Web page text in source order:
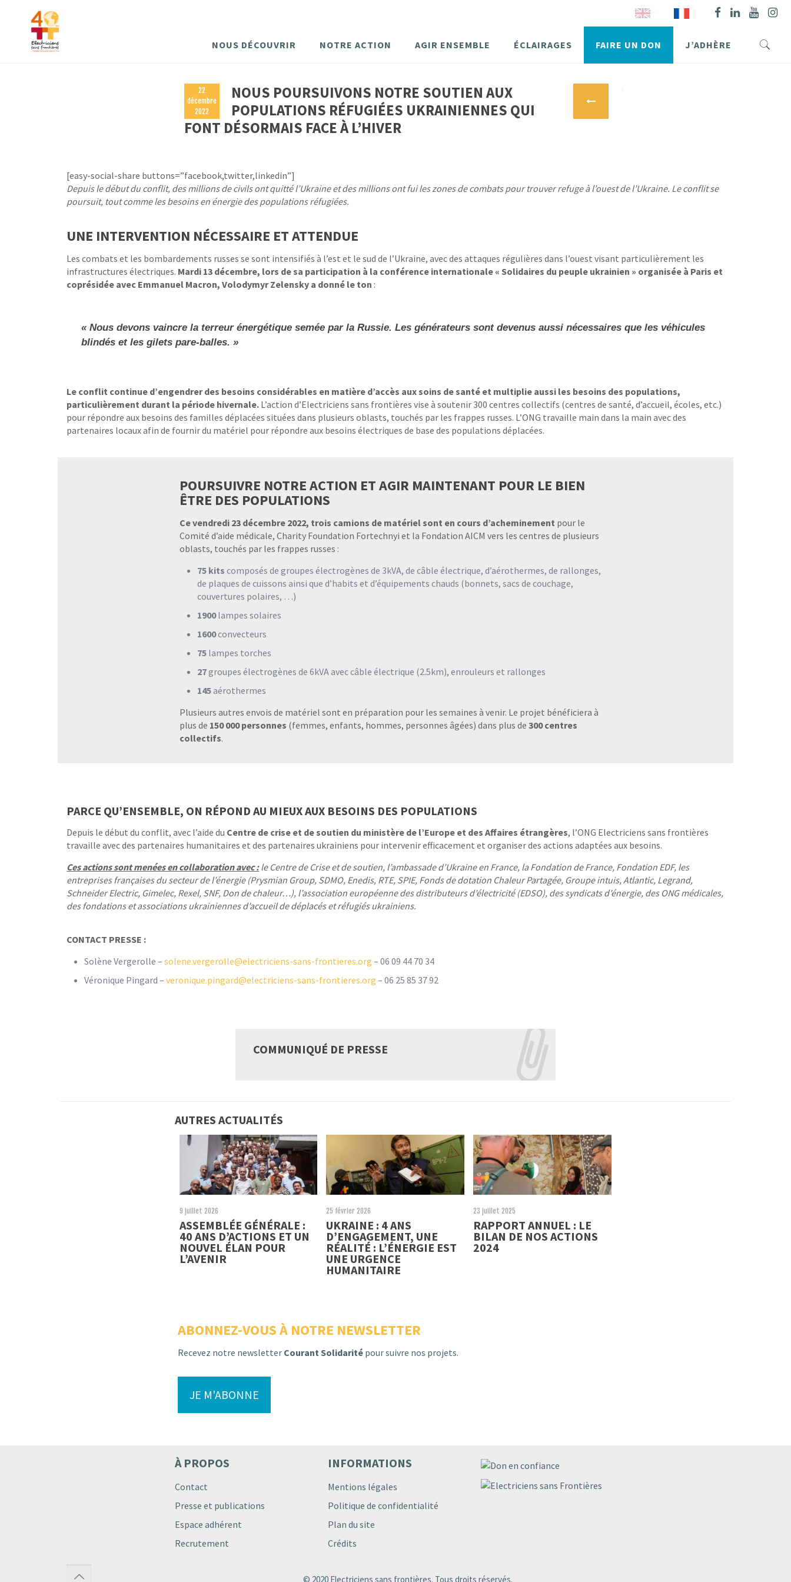
NOUS DÉCOUVRIR NOTRE ACTION AGIR ENSEMBLE ÉCLAIRAGES FAIRE UN DON J’ADHÈRE
22
décembre
2022
NOUS POURSUIVONS NOTRE SOUTIEN AUX
POPULATIONS RÉFUGIÉES UKRAINIENNES QUI
FONT DÉSORMAIS FACE À L’HIVER
[easy-social-share buttons=”facebook,twitter,linkedin”]
Depuis le début du conflit, des millions de civils ont quitté l’Ukraine et des millions ont fui les zones de combats pour trouver refuge à l’ouest de l’Ukraine. Le conflit se
poursuit, tout comme les besoins en énergie des populations réfugiées.
UNE INTERVENTION NÉCESSAIRE ET ATTENDUE
Les combats et les bombardements russes se sont intensifiés à l’est et le sud de l’Ukraine, avec des attaques régulières dans l’ouest visant particulièrement les
infrastructures électriques. Mardi 13 décembre, lors de sa participation à la conférence internationale « Solidaires du peuple ukrainien » organisée à Paris et
coprésidée avec Emmanuel Macron, Volodymyr Zelensky a donné le ton :
« Nous devons vaincre la terreur énergétique semée par la Russie. Les générateurs sont devenus aussi nécessaires que les véhicules
blindés et les gilets pare-balles. »
Le conflit continue d’engendrer des besoins considérables en matière d’accès aux soins de santé et multiplie aussi les besoins des populations,
particulièrement durant la période hivernale. L’action d’Electriciens sans frontières vise à soutenir 300 centres collectifs (centres de santé, d’accueil, écoles, etc.)
pour répondre aux besoins des familles déplacées situées dans plusieurs oblasts, touchés par les frappes russes. L’ONG travaille main dans la main avec des
partenaires locaux afin de fournir du matériel pour répondre aux besoins électriques de base des populations déplacées.
POURSUIVRE NOTRE ACTION ET AGIR MAINTENANT POUR LE BIEN
ÊTRE DES POPULATIONS
Ce vendredi 23 décembre 2022, trois camions de matériel sont en cours d’acheminement pour le
Comité d’aide médicale, Charity Foundation Fortechnyi et la Fondation AICM vers les centres de plusieurs
oblasts, touchés par les frappes russes :
75 kits composés de groupes électrogènes de 3kVA, de câble électrique, d’aérothermes, de rallonges,
de plaques de cuissons ainsi que d’habits et d’équipements chauds (bonnets, sacs de couchage,
couvertures polaires, …)
1900lampes solaires
1600convecteurs
75 lampes torches
27groupes électrogènes de 6kVA avec câble électrique (2.5km), enrouleurs et rallonges
145aérothermes
Plusieurs autres envois de matériel sont en préparation pour les semaines à venir. Le projet bénéficiera à
plus de 150 000 personnes (femmes, enfants, hommes, personnes âgées) dans plus de 300 centres
collectifs.
PARCE QU’ENSEMBLE, ON RÉPOND AU MIEUX AUX BESOINS DES POPULATIONS
Depuis le début du conflit, avec l’aide du Centre de crise et de soutien du ministère de l’Europe et des Affaires étrangères, l’ONG Electriciens sans frontières
travaille avec des partenaires humanitaires et des partenaires ukrainiens pour intervenir efficacement et organiser des actions adaptées aux besoins.
Ces actions sont menées en collaboration avec :le Centre de Crise et de soutien, l’ambassade d’Ukraine en France, la Fondation de France, Fondation EDF, les
entreprises françaises du secteur de l’énergie (Prysmian Group, SDMO, Enedis, RTE, SPIE, Fonds de dotation Chaleur Partagée, Groupe intuis, Atlantic, Legrand,
Schneider Electric, Gimelec, Rexel, SNF, Don de chaleur…), l’association européenne des distributeurs d’électricité (EDSO), des syndicats d’énergie, des ONG médicales,
des fondations et associations ukrainiennes d’accueil de déplacés et réfugiés ukrainiens.
CONTACT PRESSE :
Solène Vergerolle –solene.vergerolle@electriciens-sans-frontieres.org – 06 09 44 70 34
Véronique Pingard –veronique.pingard@electriciens-sans-frontieres.org – 06 25 85 37 92
COMMUNIQUÉ DE PRESSE
AUTRES ACTUALITÉS
9 juillet 2026
ASSEMBLÉE GÉNÉRALE :
40 ANS D’ACTIONS ET UN
NOUVEL ÉLAN POUR
L’AVENIR
25 février 2026
UKRAINE : 4 ANS
D’ENGAGEMENT, UNE
RÉALITÉ : L’ÉNERGIE EST
UNE URGENCE
HUMANITAIRE
23 juillet 2025
RAPPORT ANNUEL : LE
BILAN DE NOS ACTIONS
2024
ABONNEZ-VOUS À NOTRE NEWSLETTER
Recevez notre newsletter Courant Solidarité pour suivre nos projets.
JE M'ABONNE
À PROPOS
Contact
Presse et publications
Espace adhérent
Recrutement
INFORMATIONS
Mentions légales
Politique de confidentialité
Plan du site
Crédits
© 2020 Electriciens sans frontières. Tous droits réservés.